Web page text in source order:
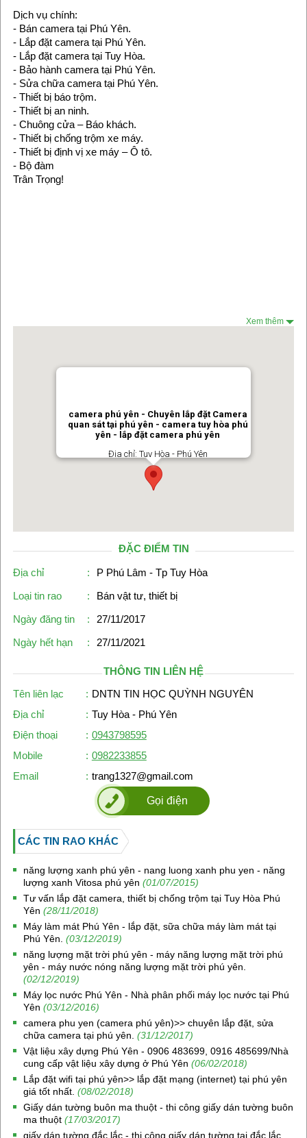
Dịch vụ chính:
- Bán camera tại Phú Yên.
- Lắp đặt camera tại Phú Yên.
- Lắp đặt camera tại Tuy Hòa.
- Bảo hành camera tại Phú Yên.
- Sửa chữa camera tại Phú Yên.
- Thiết bị báo trộm.
- Thiết bị an ninh.
- Chuông cửa – Báo khách.
- Thiết bị chống trộm xe máy.
- Thiết bị định vị xe máy – Ô tô.
- Bộ đàm
Trân Trọng!
Xem thêm
camera phú yên - Chuyên lắp đặt Camera
quan sát tại phú yên - camera tuy hòa phú
yên - lắp đặt camera phú yên
Địa chỉ: Tuy Hòa - Phú Yên
ĐẶC ĐIỂM TIN
Địa chỉ :
P Phú Lâm - Tp Tuy Hòa
Loại tin rao
:
Bán vật tư, thiết bị
Ngày đăng tin
:
27/11/2017
Ngày hết hạn
: 27/11/2021
THÔNG TIN LIÊN HỆ
Tên liên lạc
: DNTN TIN HỌC QUỲNH NGUYÊN
Địa chỉ
: Tuy Hòa - Phú Yên
Điện thoại
: 0943798595
Mobile
: 0982233855
Email
: trang1327@gmail.com
Gọi điện
CÁC TIN RAO KHÁC
năng lượng xanh phú yên - nang luong xanh phu yen - năng
lượng xanh Vitosa phú yên (01/07/2015)
Tư vấn lắp đặt camera, thiết bị chống trộm tại Tuy Hòa Phú
Yên (28/11/2018)
Máy làm mát Phú Yên - lắp đặt, sữa chữa máy làm mát tại
Phú Yên. (03/12/2019)
năng lượng mặt trời phú yên - máy năng lượng mặt trời phú
yên - máy nước nóng năng lượng mặt trời phú yên.
(02/12/2019)
Máy lọc nước Phú Yên - Nhà phân phối máy lọc nước tại Phú
Yên (03/12/2016)
camera phu yen (camera phú yên)>> chuyên lắp đặt, sửa
chữa camera tại phú yên. (31/12/2017)
Vật liệu xây dựng Phú Yên - 0906 483699, 0916 485699/Nhà
cung cấp vật liệu xây dựng ở Phú Yên (06/02/2018)
Lắp đặt wifi tại phú yên>> lắp đặt mạng (internet) tại phú yên
giá tốt nhất. (08/02/2018)
Giấy dán tường buôn ma thuột - thi công giấy dán tường buôn
ma thuột (17/03/2017)
giấy dán tường đắc lắc - thi công giấy dán tường tại đắc lắc